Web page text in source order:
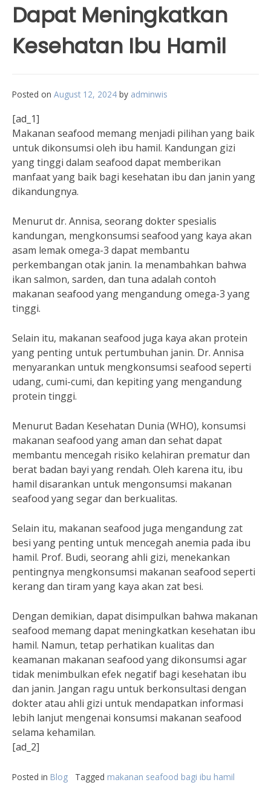
Dapat Meningkatkan
Kesehatan Ibu Hamil
Posted on August 12, 2024 by adminwis
[ad_1]
Makanan seafood memang menjadi pilihan yang baik
untuk dikonsumsi oleh ibu hamil. Kandungan gizi
yang tinggi dalam seafood dapat memberikan
manfaat yang baik bagi kesehatan ibu dan janin yang
dikandungnya.
Menurut dr. Annisa, seorang dokter spesialis
kandungan, mengkonsumsi seafood yang kaya akan
asam lemak omega-3 dapat membantu
perkembangan otak janin. Ia menambahkan bahwa
ikan salmon, sarden, dan tuna adalah contoh
makanan seafood yang mengandung omega-3 yang
tinggi.
Selain itu, makanan seafood juga kaya akan protein
yang penting untuk pertumbuhan janin. Dr. Annisa
menyarankan untuk mengkonsumsi seafood seperti
udang, cumi-cumi, dan kepiting yang mengandung
protein tinggi.
Menurut Badan Kesehatan Dunia (WHO), konsumsi
makanan seafood yang aman dan sehat dapat
membantu mencegah risiko kelahiran prematur dan
berat badan bayi yang rendah. Oleh karena itu, ibu
hamil disarankan untuk mengonsumsi makanan
seafood yang segar dan berkualitas.
Selain itu, makanan seafood juga mengandung zat
besi yang penting untuk mencegah anemia pada ibu
hamil. Prof. Budi, seorang ahli gizi, menekankan
pentingnya mengkonsumsi makanan seafood seperti
kerang dan tiram yang kaya akan zat besi.
Dengan demikian, dapat disimpulkan bahwa makanan
seafood memang dapat meningkatkan kesehatan ibu
hamil. Namun, tetap perhatikan kualitas dan
keamanan makanan seafood yang dikonsumsi agar
tidak menimbulkan efek negatif bagi kesehatan ibu
dan janin. Jangan ragu untuk berkonsultasi dengan
dokter atau ahli gizi untuk mendapatkan informasi
lebih lanjut mengenai konsumsi makanan seafood
selama kehamilan.
[ad_2]
Posted in Blog Tagged makanan seafood bagi ibu hamil